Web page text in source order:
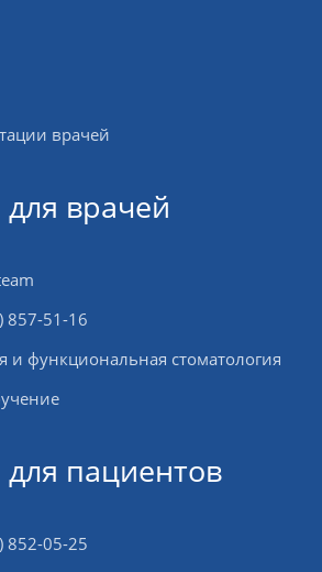
врачей
врачей
857-51-16
и функциональная стоматология
пациентов
852-05-25